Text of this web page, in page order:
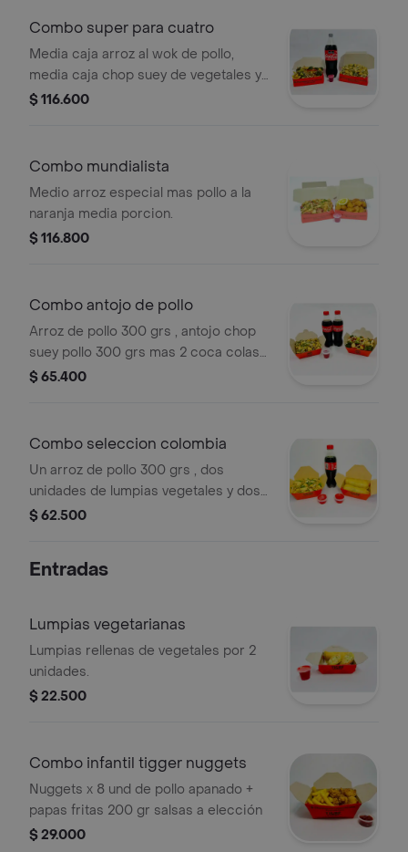
Combo super para cuatro
Media caja arroz al wok de pollo,
media caja chop suey de vegetales y
coca-cola sabor original 1.5 l.
$ 116.600
Combo mundialista
Medio arroz especial mas pollo a la
naranja media porcion.
$ 116.800
Combo antojo de pollo
Arroz de pollo 300 grs , antojo chop
suey pollo 300 grs mas 2 coca colas
400 ml.
$ 65.400
Combo seleccion colombia
Un arroz de pollo 300 grs , dos
unidades de lumpias vegetales y dos
$ 62.500
Entradas
Lumpias vegetarianas
Lumpias rellenas de vegetales por 2
unidades.
$ 22.500
Combo infantil tigger nuggets
Nuggets x 8 und de pollo apanado +
papas fritas 200 gr salsas a elección
$ 29.000